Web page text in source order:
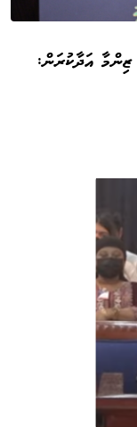
އަދާކުރަން: